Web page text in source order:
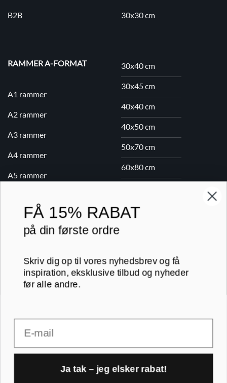
B2B 30x30 cm
RAMMER A-FORMAT
A1 rammer
A2 rammer
A3 rammer
A4 rammer
A5 rammer
30x40 cm
30x45 cm
40x40 cm
40x50 cm
50x70 cm
60x80 cm
Printogrammer.dk · Navervej 21 · 8382 Hinnerup · CVR 40736166 ·
(+45) 8844 1630 · kundeservice@printogrammer.dk
© 2026 Printogrammer.dk
Pay
FÅ 15% RABAT
på din første ordre
Skriv dig op til vores nyhedsbrev og få
inspiration, eksklusive tilbud og nyheder
før alle andre.
Ja tak – jeg elsker rabat!